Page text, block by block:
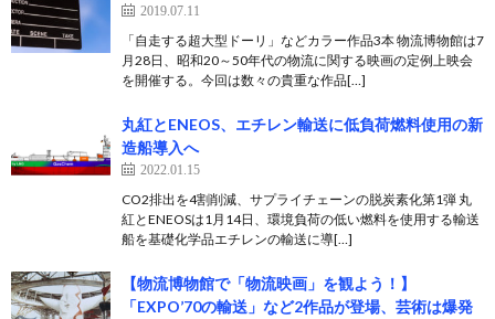
2019.07.11
「自走する超大型ドーリ」などカラー作品3本 物流博物館は7
月28日、昭和20～50年代の物流に関する映画の定例上映会
を開催する。今回は数々の貴重な作品[…]
丸紅とENEOS、エチレン輸送に低負荷燃料使用の新
造船導入へ
2022.01.15
CO2排出を4割削減、サプライチェーンの脱炭素化第1弾 丸
紅とENEOSは1月14日、環境負荷の低い燃料を使用する輸送
船を基礎化学品エチレンの輸送に導[…]
【物流博物館で「物流映画」を観よう！】
「EXPO’70の輸送」など2作品が登場、芸術は爆発